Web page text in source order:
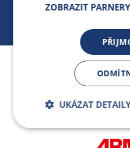
Jsme součástí skupiny
nezávislých
ZOBRAZIT PARNERY
UKÁZAT
Bezpodmínečně
nutné soubory